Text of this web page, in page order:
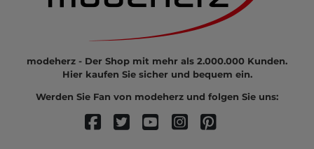
modeherz - Der Shop mit mehr als 2.000.000 Kunden.
Hier kaufen Sie sicher und bequem ein.
Werden Sie Fan von modeherz und folgen Sie uns: